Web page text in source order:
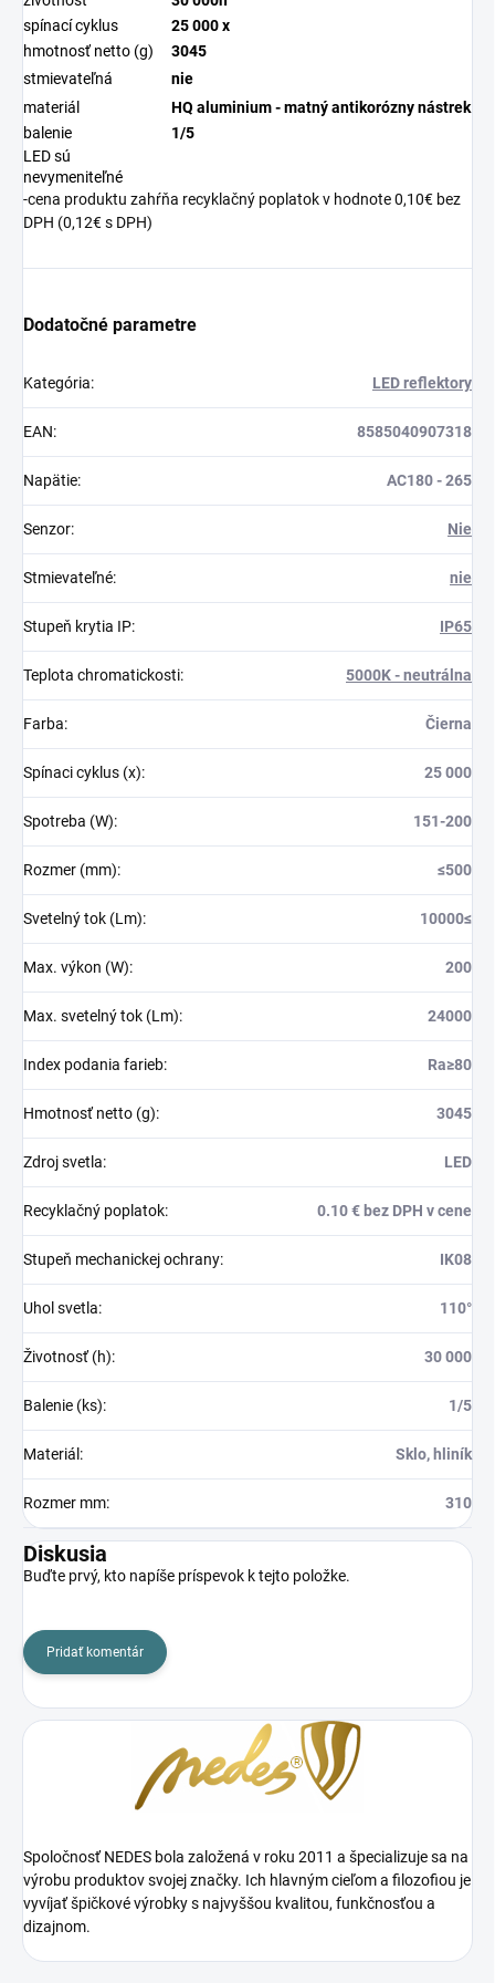
spínací cyklus
25 000 x
hmotnosť netto (g)
3045
stmievateľná
nie
materiál
HQ aluminium - matný antikorózny nástrek
balenie
1/5
LED sú
nevymeniteľné
-cena produktu zahŕňa recyklačný poplatok v hodnote 0,10€ bez
DPH (0,12€ s DPH)
Dodatočné parametre
Kategória: LED reflektory
EAN: 8585040907318
Napätie: AC180 - 265
Senzor: Nie
Stmievateľné: nie
Stupeň krytia IP: IP65
Teplota chromatickosti: 5000K - neutrálna
Farba: Čierna
Spínaci cyklus (x): 25 000
Spotreba (W): 151-200
Rozmer (mm): ≤500
Svetelný tok (Lm): 10000≤
Max. výkon (W): 200
Max. svetelný tok (Lm): 24000
Index podania farieb: Ra≥80
Hmotnosť netto (g): 3045
Zdroj svetla: LED
Recyklačný poplatok: 0.10 € bez DPH v cene
Stupeň mechanickej ochrany: IK08
Uhol svetla: 110°
Životnosť (h): 30 000
Balenie (ks): 1/5
Materiál : Sklo, hliník
Rozmer mm: 310
Diskusia
Buďte prvý, kto napíše príspevok k tejto položke.
Pridať komentár
Spoločnosť NEDES bola založená v roku 2011 a špecializuje sa na
výrobu produktov svojej značky. Ich hlavným cieľom a filozofiou je
vyvíjať špičkové výrobky s najvyššou kvalitou, funkčnosťou a
dizajnom.